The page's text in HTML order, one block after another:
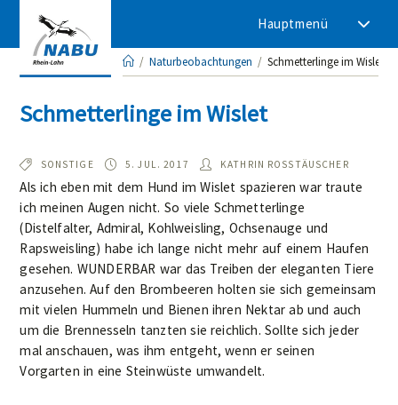
springen
Hauptmenü
/ Naturbeobachtungen / Schmetterlinge im Wislet
Schmetterlinge im Wislet
TYP:
SONSTIGE
BEOBACHTET
AM:
5. JUL. 2017 AUTOR/IN:
KATHRIN ROSSTÄUSCHER
Als ich eben mit dem Hund im Wislet spazieren war traute
ich meinen Augen nicht. So viele Schmetterlinge
(Distelfalter, Admiral, Kohlweisling, Ochsenauge und
Rapsweisling) habe ich lange nicht mehr auf einem Haufen
gesehen. WUNDERBAR war das Treiben der eleganten Tiere
anzusehen. Auf den Brombeeren holten sie sich gemeinsam
mit vielen Hummeln und Bienen ihren Nektar ab und auch
um die Brennesseln tanzten sie reichlich. Sollte sich jeder
mal anschauen, was ihm entgeht, wenn er seinen
Vorgarten in eine Steinwüste umwandelt.